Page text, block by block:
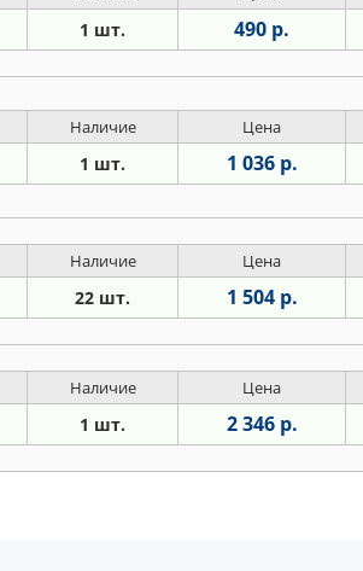
1 шт. 490 р.
Наличие Цена
1 шт. 1 036 р.
Наличие Цена
22 шт. 1 504 р.
Наличие Цена
1 шт. 2 346 р.